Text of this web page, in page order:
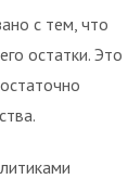
с тем, что
остатки. Это